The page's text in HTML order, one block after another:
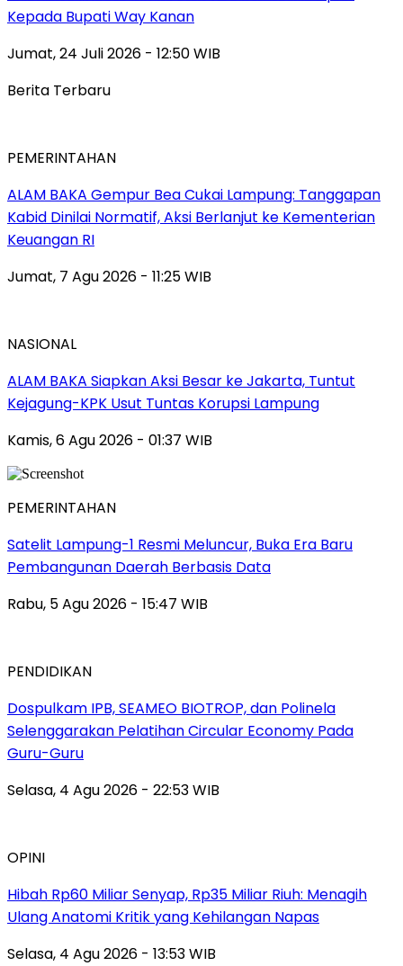
Kepada Bupati Way Kanan
Jumat, 24 Juli 2026 - 12:50 WIB
Berita Terbaru
PEMERINTAHAN
ALAM BAKA Gempur Bea Cukai Lampung: Tanggapan
Kabid Dinilai Normatif, Aksi Berlanjut ke Kementerian
Keuangan RI
Jumat, 7 Agu 2026 - 11:25 WIB
NASIONAL
ALAM BAKA Siapkan Aksi Besar ke Jakarta, Tuntut
Kejagung-KPK Usut Tuntas Korupsi Lampung
Kamis, 6 Agu 2026 - 01:37 WIB
PEMERINTAHAN
Satelit Lampung-1 Resmi Meluncur, Buka Era Baru
Pembangunan Daerah Berbasis Data
Rabu, 5 Agu 2026 - 15:47 WIB
PENDIDIKAN
Dospulkam IPB, SEAMEO BIOTROP, dan Polinela
Selenggarakan Pelatihan Circular Economy Pada
Guru-Guru
Selasa, 4 Agu 2026 - 22:53 WIB
OPINI
Hibah Rp60 Miliar Senyap, Rp35 Miliar Riuh: Menagih
Ulang Anatomi Kritik yang Kehilangan Napas
Selasa, 4 Agu 2026 - 13:53 WIB